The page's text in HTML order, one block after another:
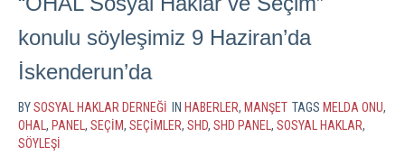
konulu söyleşimiz 9 Haziran’da
İskenderun’da
BYSOSYAL HAKLAR DERNEĞI IN HABERLER, MANŞET TAGS MELDA ONU,
OHAL, PANEL, SEÇIM, SEÇIMLER, SHD, SHD PANEL, SOSYAL HAKLAR,
SÖYLEŞI